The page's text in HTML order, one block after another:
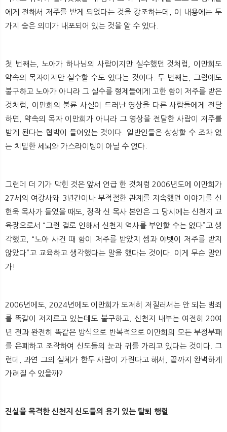
에게 전해서 저주를 받게 되었다는 것을 강조하는데, 이 내용에는 두
가지 숨은 의미가 내포되어 있는 것을 알 수 있다.
첫 번째는, 노아가 하나님의 사람이지만 실수했던 것처럼, 이만희도
약속의 목자이지만 실수할 수도 있다는 것이다. 두 번째는, 그럼에도
불구하고 노아가 아니라 그 실수를 형제들에게 고한 함이 저주를 받은
것처럼, 이만희의 불륜 사실이 드러난 영상을 다른 사람들에게 전달
하면, 약속의 목자 이만희가 아니라 그 영상을 전달한 사람이 저주를
받게 된다는 협박이 들어있는 것이다. 일반인들은 상상할 수 조차 없
는 치밀한 세뇌와 가스라이팅이 아닐 수 없다.
그런데 더 기가 막힌 것은 앞서 언급 한 것처럼 2006년도에 이만희가
27세의 여강사와 3년간이나 부적절한 관계를 지속했던 이야기를 신
현욱 목사가 들었을 때도, 정작 신 목사 본인은 그 당시에는 신천지 교
육장으로서 “그런 걸로 인해서 신천지 역사를 부인할 수는 없다”고 생
각했고, “노아 사건 때 함이 저주를 받았지 셈과 야벳이 저주를 받지
않았다”고 교육하고 생각했다는 말을 했다는 것이다. 이게 무슨 말인
가!
2006년에도, 2024년에도 이만희가 도저히 저질러서는 안 되는 범죄
를 똑같이 저지르고 있는데도 불구하고, 신천지 내부는 여전히 20여
년 전과 완전히 똑같은 방식으로 반복적으로 이만희의 모든 부정부패
를 은폐하고 조작하여 신도들의 눈과 귀를 가리고 있다는 것이다. 그
런데, 과연 그의 실체가 한두 사람이 가린다고 해서, 끝까지 완벽하게
가려질 수 있을까?
진실을 목격한 신천지 신도들의 용기 있는 탈퇴 행렬